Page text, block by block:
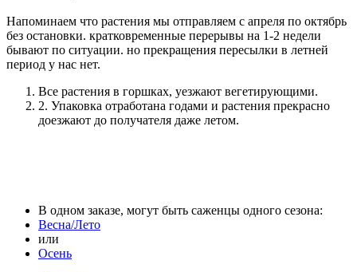
Напоминаем что растения мы отправляем с апреля по октябрь
без остановки. кратковременные перерывы на 1-2 недели
бывают по ситуации. но прекращения пересылки в летней
период у нас нет.
Все растения в горшках, уезжают вегетирующими.
2. Упаковка отработана годами и растения прекрасно
доезжают до получателя даже летом.
В одном заказе, могут быть саженцы одного сезона:
Весна/Лето
или
Осень